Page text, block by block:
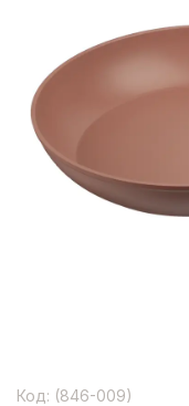
Код: (846-009)